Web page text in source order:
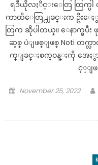
ရဒီယိုလႈိင္းေတြ ထြက္ပ
ကာထိေတြ႕ျခင္းက ဦး
တြက ဆိုပါတယ္။ ေနာက္ၿပီး
ဆ့စ္ ပဲျဖစ္ျဖစ္ Noti တက္လ
က္ျခင္းစက္ဝန္းကို အေႏွ
င့္ျဖ
Posted
November 25, 2022